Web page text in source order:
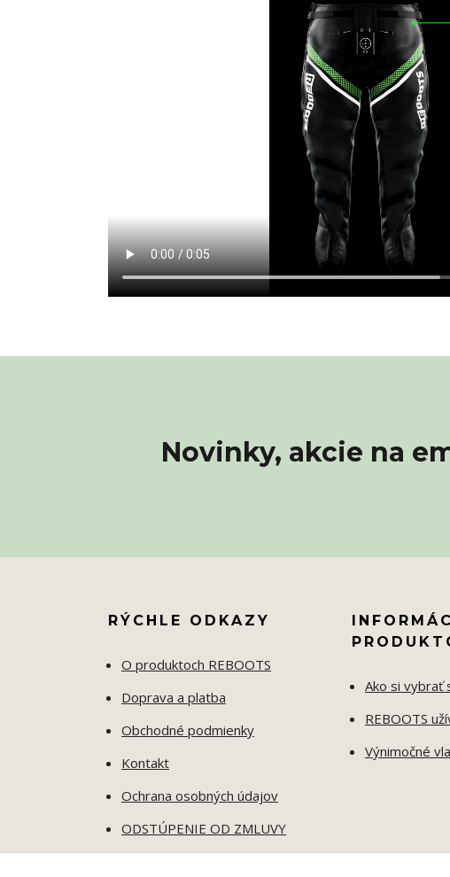
Novinky, akcie na
RÝCHLE ODKAZY
O produktoch REBOOTS
Doprava a platba
Obchodné podmienky
Kontakt
Ochrana osobných údajov
ODSTÚPENIE OD ZMLUVY
Ako si vybrať
REBOOTS
Výnimočné